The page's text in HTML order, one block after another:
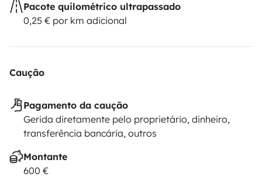
Pacote quilométrico ultrapassado
0,25 € por km adicional
Caução
Pagamento da caução
Gerida diretamente pelo proprietário, dinheiro,
transferência bancária, outros
Montante
600 €